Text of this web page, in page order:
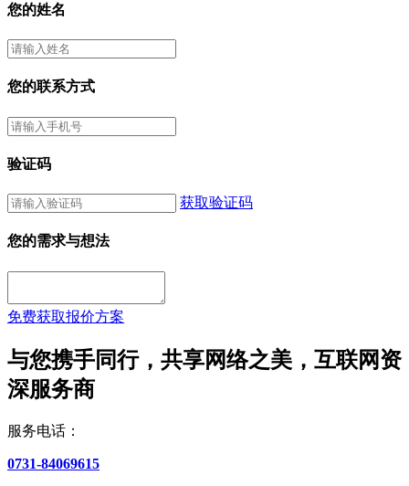
您的姓名
您的联系方式
验证码
获取验证码
您的需求与想法
免费获取报价方案
与您携手同行，共享网络之美，互联网资
深服务商
服务电话：
0731-84069615